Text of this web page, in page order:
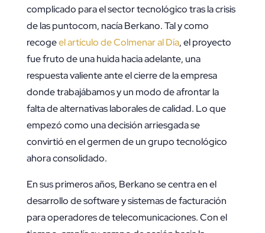
complicado para el sector tecnológico tras la crisis
de las puntocom, nacía Berkano. Tal y como
recogeel artículo de Colmenar al Día, el proyecto
fue fruto de una huida hacia adelante, una
respuesta valiente ante el cierre de la empresa
donde trabajábamos y un modo de afrontar la
falta de alternativas laborales de calidad. Lo que
empezó como una decisión arriesgada se
convirtió en el germen de un grupo tecnológico
ahora consolidado.
En sus primeros años, Berkano se centra en el
desarrollo de software y sistemas de facturación
para operadores de telecomunicaciones. Con el